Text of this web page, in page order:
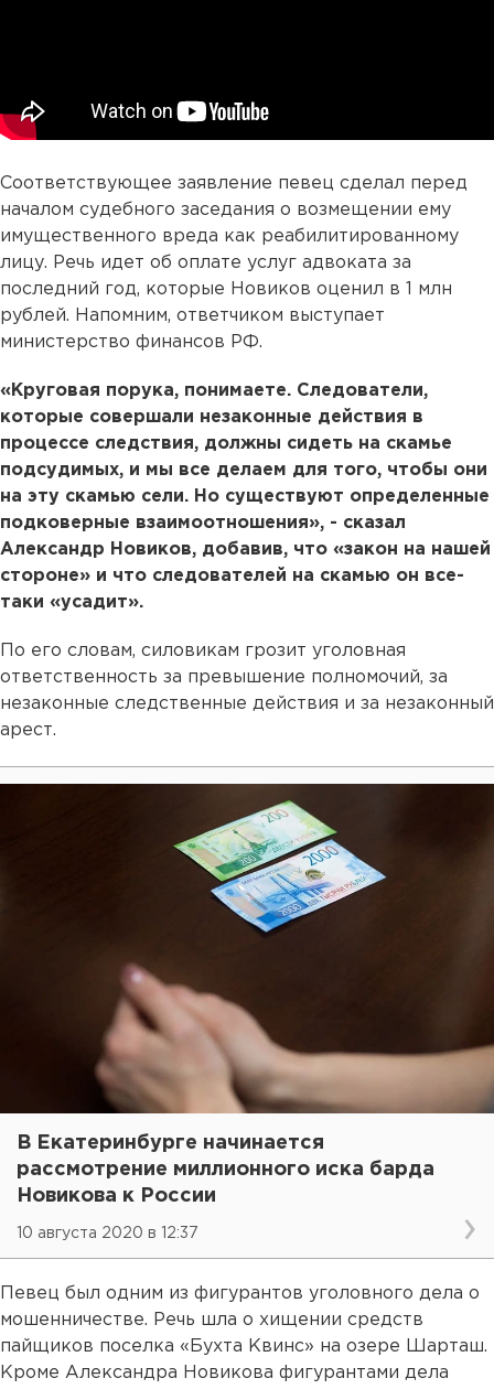
Соответствующее заявление певец сделал перед
началом судебного заседания о возмещении ему
имущественного вреда как реабилитированному
лицу. Речь идет об оплате услуг адвоката за
последний год, которые Новиков оценил в 1 млн
рублей. Напомним, ответчиком выступает
министерство финансов РФ.
«Круговая порука, понимаете. Следователи,
которые совершали незаконные действия в
процессе следствия, должны сидеть на скамье
подсудимых, и мы все делаем для того, чтобы они
на эту скамью сели. Но существуют определенные
подковерные взаимоотношения», - сказал
Александр Новиков, добавив, что «закон на нашей
стороне» и что следователей на скамью он все-
таки «усадит».
По его словам, силовикам грозит уголовная
ответственность за превышение полномочий, за
незаконные следственные действия и за незаконный
арест.
В Екатеринбурге начинается
рассмотрение миллионного иска барда
Новикова к России
10 августа 2020 в 12:37
Певец был одним из фигурантов уголовного дела о
мошенничестве. Речь шла о хищении средств
пайщиков поселка «Бухта Квинс» на озере Шарташ.
Кроме Александра Новикова фигурантами дела